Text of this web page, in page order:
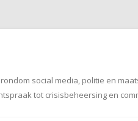
social media, politie en
tot crisisbeheersing en